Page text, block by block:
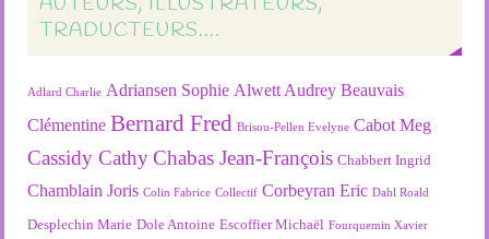
TRADUCTEURS….
Adlard Charlie Adriansen Sophie Alwett Audrey Beauvais
Clémentine Bernard Fred Brisou-Pellen Evelyne Cabot Meg
Cassidy Cathy Chabas Jean-François Chabbert Ingrid
Chamblain Joris Colin Fabrice Collectif Corbeyran Eric Dahl Roald
Desplechin Marie Dole Antoine Escoffier Michaël Fourquemin Xavier